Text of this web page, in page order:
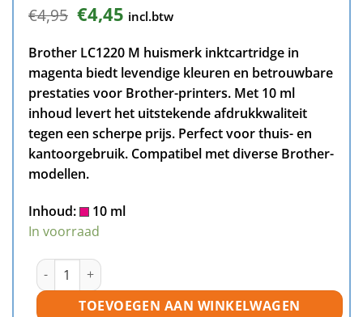
€4,95 Oorspronkelijke
prijs
was:
€4,95.
€4,45Huidige
prijs
is:
€4,45.
incl.btw
Brother LC1220 M huismerk inktcartridge in
magenta biedt levendige kleuren en betrouwbare
prestaties voor Brother-printers. Met 10 ml
inhoud levert het uitstekende afdrukkwaliteit
tegen een scherpe prijs. Perfect voor thuis- en
kantoorgebruik. Compatibel met diverse Brother-
modellen.
Inhoud:
10 ml
In voorraad
Brother LC1220 M inktcartridge magenta huismerk aantal
TOEVOEGEN AAN WINKELWAGEN